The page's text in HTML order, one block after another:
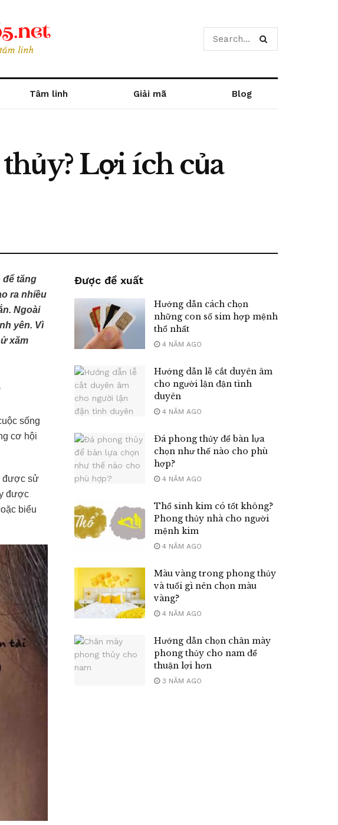
Tâm linh Giải mã Blog
Lợi ích của
để tăng
ra nhiều
Ngoài
yên. Vì
xăm
sống
cơ hội
được sử
được
biểu
Được đề xuất
Hướng dẫn cách chọn
những con số sim hợp mệnh
thổ nhất
4 NĂM AGO
Hướng dẫn lễ cắt duyên âm
cho người lận đận tình
duyên
4 NĂM AGO
Đá phong thủy để bàn lựa
chọn như thế nào cho phù
hợp?
4 NĂM AGO
Thổ sinh kim có tốt không?
Phong thủy nhà cho người
mệnh kim
4 NĂM AGO
Màu vàng trong phong thủy
và tuổi gì nên chọn màu
vàng?
4 NĂM AGO
Hướng dẫn chọn chân mày
phong thủy cho nam để
thuận lợi hơn
3 NĂM AGO